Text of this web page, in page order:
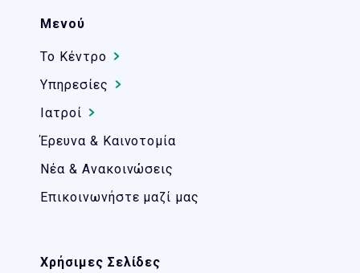
Μενού
Το Kέντρο
Υπηρεσίες
Ιατροί
Έρευνα & Καινοτομία
Νέα & Ανακοινώσεις
Επικοινωνήστε μαζί μας
Χρήσιμες Σελίδες